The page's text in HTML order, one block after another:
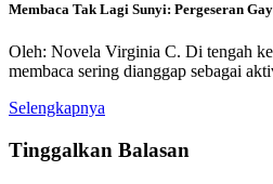
Membaca Tak Lagi Sunyi: Pergeseran
Oleh: Novela Virginia C. Di tengah
membaca sering dianggap sebagai
Selengkapnya
Tinggalkan Balasan